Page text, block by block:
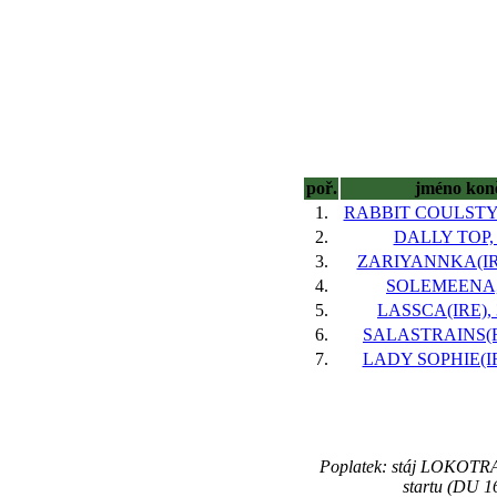
poř.
jméno
1.
RABBIT
2.
DALLY TOP,
3.
4.
5.
LASSCA(IRE),
6.
7.
LADY
Poplatek: stáj
startu (DU